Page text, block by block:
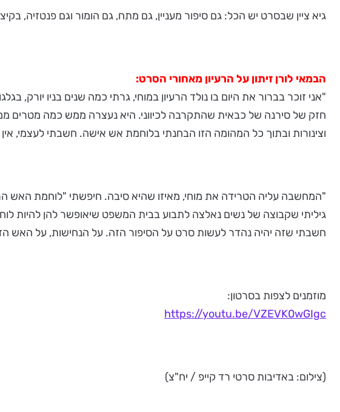
גיא ציין שבסרט יש הכל: גם סיפור מעניין, גם מתח, גם הומור וגם פנטזיה,
הבמאי לורן זיתון על הרעיון מאחורי הסרט:
חזק של סירנה של כבאית שהתקרבה לכיווני. היא נעצרה ממש כמה מטרים
וצינורות ובתוך כל המהומה הזו הבחנתי בלוחמת אש אישה. חשבתי לעצמי,
גיליתי שקבוצה של נשים נאלצה לתבוע בבית המשפט שיאופשר להן להיות
חשבתי שזה יהיה נהדר לעשות סרט על הסיפור הזה. על הנחישות, על האש
מוזמנים לצפות בסרטון:
https://youtu.be/VZEVK0wGIgc
(צילום: באדיבות סרטי רד קייפ / יח"צ)